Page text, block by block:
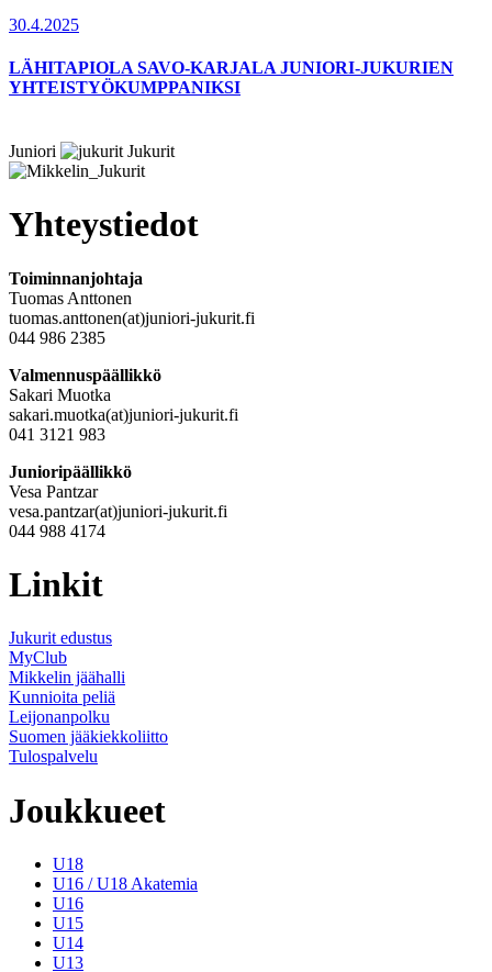
30.4.2025
LÄHITAPIOLA SAVO-KARJALA JUNIORI-JUKURIEN
YHTEISTYÖKUMPPANIKSI
Juniori Jukurit
Yhteystiedot
Toiminnanjohtaja
Tuomas Anttonen
tuomas.anttonen(at)juniori-jukurit.fi
044 986 2385
Valmennuspäällikkö
Sakari Muotka
sakari.muotka(at)juniori-jukurit.fi
041 3121 983
Junioripäällikkö
Vesa Pantzar
vesa.pantzar(at)juniori-jukurit.fi
044 988 4174
Linkit
Jukurit edustus
MyClub
Mikkelin jäähalli
Kunnioita peliä
Leijonanpolku
Suomen jääkiekkoliitto
Tulospalvelu
Joukkueet
U18
U16 / U18 Akatemia
U16
U15
U14
U13